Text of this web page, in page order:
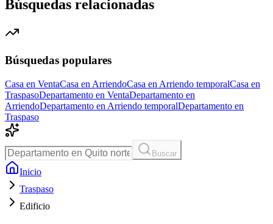
Búsquedas relacionadas
Búsquedas populares
Casa en VentaCasa en ArriendoCasa en Arriendo temporalCasa en
TraspasoDepartamento en VentaDepartamento en
ArriendoDepartamento en Arriendo temporalDepartamento en
Traspaso
Buscar
Inicio
Traspaso
Edificio